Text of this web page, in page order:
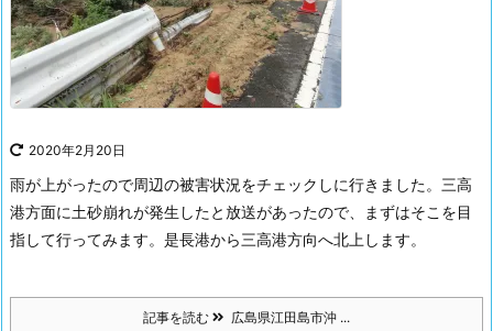
2020年2月20日
雨が上がったので周辺の被害状況をチェックしに行きました。 三高
港方面に土砂崩れが発生したと放送があったので、まずはそこを目
指して行ってみます。 是長港から三高港方向へ北上します。
記事を読む 広島県江田島市沖 ...